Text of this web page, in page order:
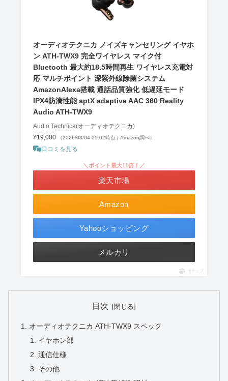
オーディオテクニカ ノイズキャンセリング イヤホ
ン ATH-TWX9 完全ワイヤレス マイク付
Bluetooth 最大約18.5時間再生 ワイヤレス充電対
応 マルチポイント 深紫外線除菌システム
AmazonAlexa搭載 通話品質強化 低遅延モード
IPX4防滴性能 aptX adaptive AAC 360 Reality
Audio ATH-TWX9
Audio Technica(オーディオテクニカ)
¥19,000
（2026/08/04 05:02時点 | Amazon調べ）
口コミを見る
Amazon
＼ポイント最大11倍！／
楽天市場
Yahooショッピング
メルカリ
ポチップ
目次
オーディオテクニカ ATH-TWX9 スペック
イヤホン部
通信仕様
その他